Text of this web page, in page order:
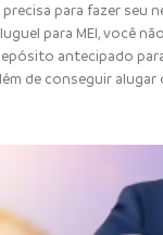
para fazer seu
para MEI, você
antecipado
de conseguir alugar